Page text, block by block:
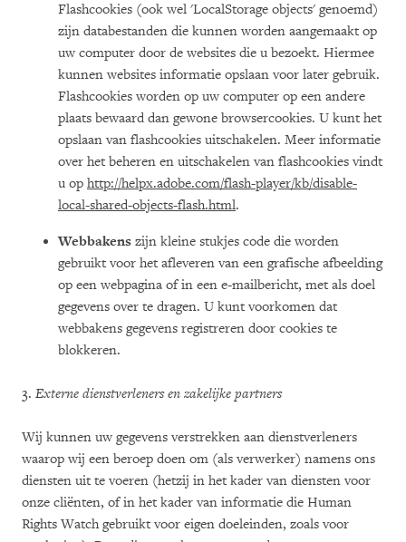
Flashcookies (ook wel 'LocalStorage objects' genoemd)
zijn databestanden die kunnen worden aangemaakt op
uw computer door de websites die u bezoekt. Hiermee
kunnen websites informatie opslaan voor later gebruik.
Flashcookies worden op uw computer op een andere
plaats bewaard dan gewone browsercookies. U kunt het
opslaan van flashcookies uitschakelen. Meer informatie
over het beheren en uitschakelen van flashcookies vindt
u op http://helpx.adobe.com/flash-player/kb/disable-
local-shared-objects-flash.html.
Webbakens zijn kleine stukjes code die worden
gebruikt voor het afleveren van een grafische afbeelding
op een webpagina of in een e-mailbericht, met als doel
gegevens over te dragen. U kunt voorkomen dat
webbakens gegevens registreren door cookies te
blokkeren.
3. Externe dienstverleners en zakelijke partners
Wij kunnen uw gegevens verstrekken aan dienstverleners
waarop wij een beroep doen om (als verwerker) namens ons
diensten uit te voeren (hetzij in het kader van diensten voor
onze cliënten, of in het kader van informatie die Human
Rights Watch gebruikt voor eigen doeleinden, zoals voor